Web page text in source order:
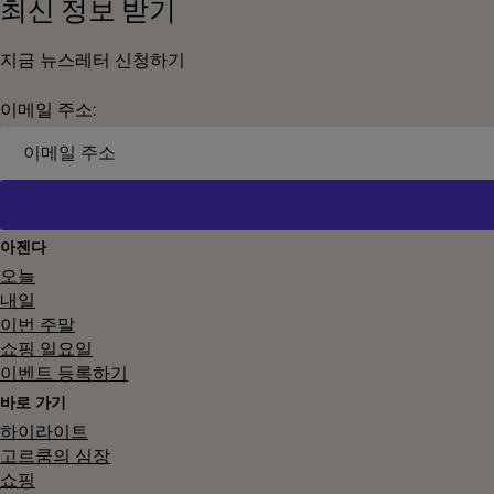
최신 정보 받기
지금 뉴스레터 신청하기
이메일 주소:
아젠다
오늘
내일
이번 주말
쇼핑 일요일
이벤트 등록하기
바로 가기
하이라이트
고르쿰의 심장
쇼핑